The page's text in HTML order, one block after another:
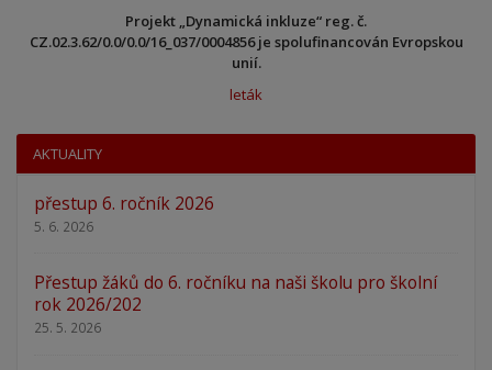
Projekt „Dynamická inkluze“ reg. č.
CZ.02.3.62/0.0/0.0/16_037/0004856 je spolufinancován Evropskou
unií.
leták
AKTUALITY
přestup 6. ročník 2026
5. 6. 2026
Přestup žáků do 6. ročníku na naši školu pro školní
rok 2026/202
25. 5. 2026